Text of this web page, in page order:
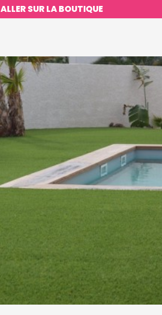
ALLER SUR LA BOUTIQUE